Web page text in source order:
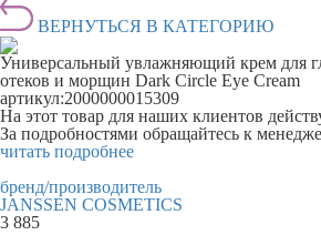
ВЕРНУТЬСЯ В КАТЕГОРИЮ
Универсальный увлажняющий крем для
отеков и морщин Dark Circle Eye Cream
артикул:2000000015309
На этот товар для наших клиентов
За подробностями обращайтесь к
читать подробнее
бренд/производитель
JANSSEN COSMETICS
3 885